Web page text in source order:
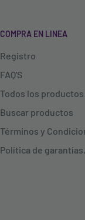
COMPRA EN LINEA
Registro
FAQ'S
Todos los productos
Buscar productos
Términos y
Política de